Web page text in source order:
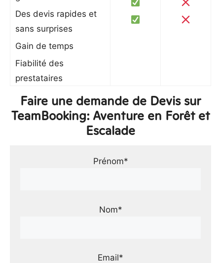
Des devis rapides et
sans surprises
Gain de temps
Fiabilité des
prestataires
Faire une demande de Devis sur
TeamBooking: Aventure en Forêt et
Escalade
Prénom*
Nom*
Email*